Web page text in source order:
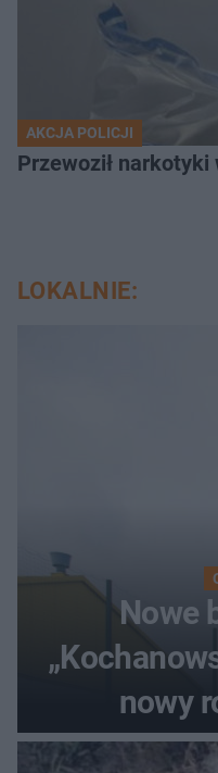
AKCJA POLICJI
Przewoził
LOKALNIE:
Nowe
nowy